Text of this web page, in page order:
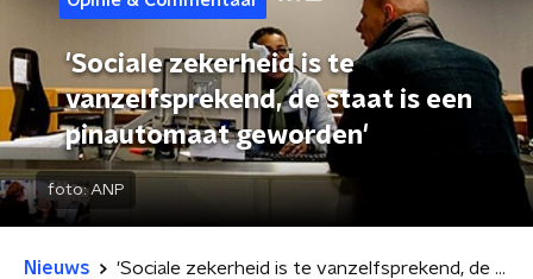
'Sociale zekerheid is te
vanzelfsprekend, de staat is een
pinautomaat geworden'
foto:ANP
Nieuws 'Sociale zekerheid is te vanzelfsprekend, de staat is een pinautomaat geworden'